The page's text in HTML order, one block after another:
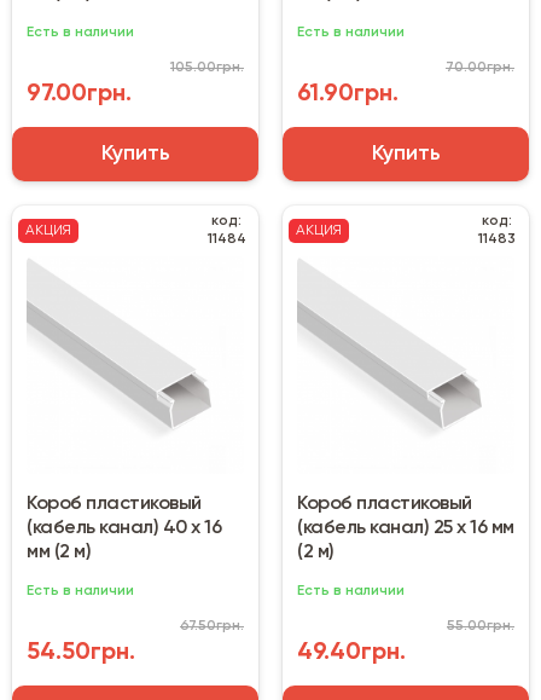
Есть в наличии
97.00грн.
105.00грн.
Купить
Есть в наличии
61.90грн.
70.00грн.
Купить
АКЦИЯ
код:
11484
Короб пластиковый
(кабель канал) 40 х 16
мм (2 м)
Есть в наличии
54.50грн.
67.50грн.
АКЦИЯ
код:
11483
Короб пластиковый
(кабель канал) 25 х 16 мм
(2 м)
Есть в наличии
49.40грн.
55.00грн.